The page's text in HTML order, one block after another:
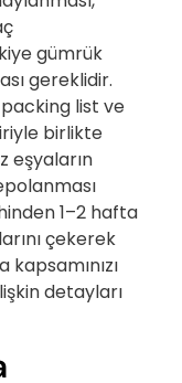
gümrük
gereklidir.
list ve
birlikte
eşyaların
1–2 hafta
çekerek
detayları